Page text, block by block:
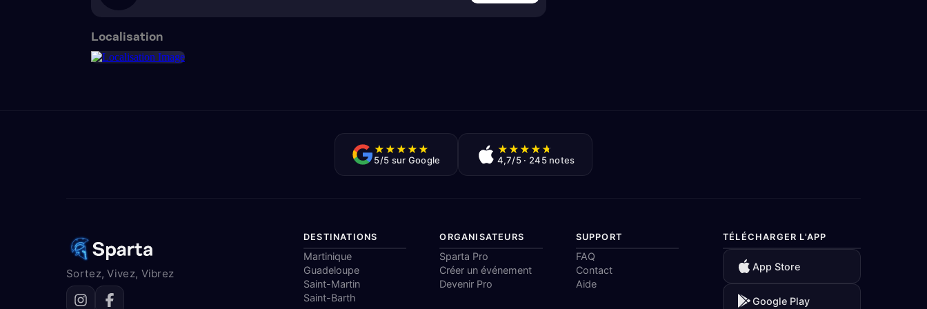
Localisation
★★★★★
5/5 sur Google
★★★★★
4,7/5 · 245 notes
Sortez, Vivez, Vibrez
DESTINATIONS
Martinique
Guadeloupe
Saint-Martin
Saint-Barth
ORGANISATEURS
Sparta Pro
Créer un événement
Devenir Pro
SUPPORT
FAQ
Contact
Aide
TÉLÉCHARGER L'APP
App Store
Google Play